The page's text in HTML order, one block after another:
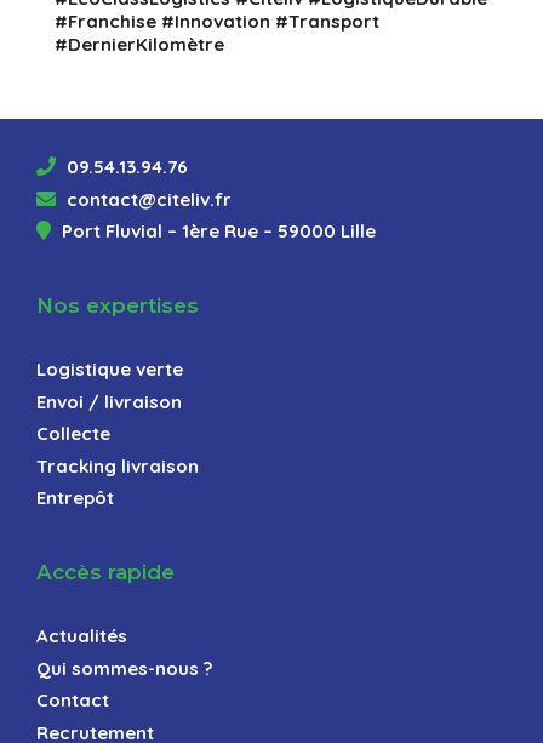
#Franchise #Innovation #Transport
#DernierKilomètre
09.54.13.94.76
contact@citeliv.fr
Port Fluvial – 1ère Rue – 59000 Lille
Nos expertises
Logistique verte
Envoi / livraison
Collecte
Tracking livraison
Entrepôt
Accès rapide
Actualités
Qui sommes-nous ?
Contact
Recrutement